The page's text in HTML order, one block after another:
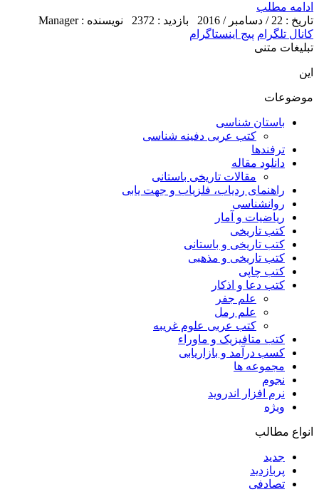
ادامه مطلب
تاریخ : 22 / دسامبر / 2016
بازدید : 2372
نویسنده : Manager
کانال تلگرام پیج اینستاگرام
تبلیغات متنی
این
موضوعات
باستان شناسی
کتب عربی دفینه شناسی
ترفندها
دانلود مقاله
مقالات تاریخی باستانی
راهنمای ردیاب، فلزیاب و جهت یابی
روانشناسی
ریاضیات و آمار
کتب تاریخی
کتب تاریخی و باستانی
کتب تاریخی و مذهبی
کتب چاپی
کتب دعا و اذکار
علم جفر
علم رمل
کتب عربی علوم غریبه
کتب متافیزیک و ماوراء
کسب درآمد و بازاریابی
مجموعه ها
نجوم
نرم افزار اندروید
ویژه
انواع مطالب
جدید
پربازدید
تصادفی